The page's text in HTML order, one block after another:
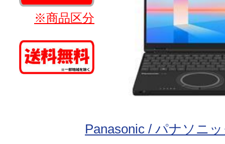
※商品区分
Panasonic / パナソニ